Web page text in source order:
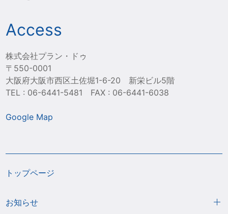
Access
株式会社プラン・ドゥ
〒550-0001
大阪府大阪市西区土佐堀1-6-20 新栄ビル5階
TEL : 06-6441-5481 FAX : 06-6441-6038
Google Map
トップページ
お知らせ